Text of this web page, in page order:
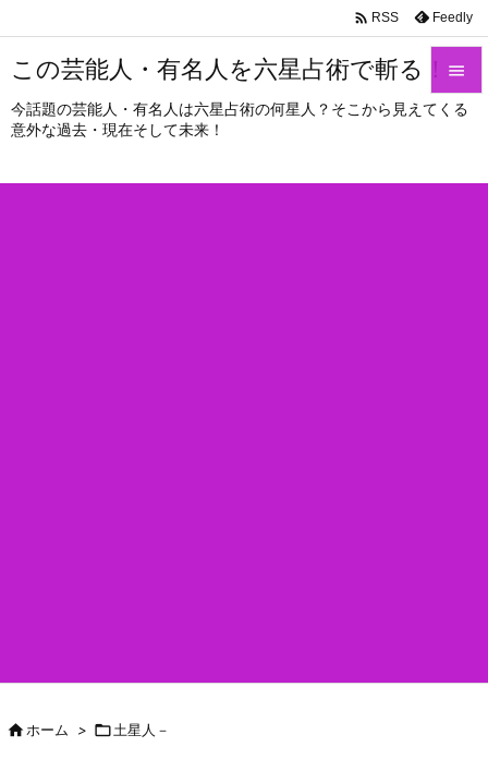
この芸能人・有名人を六星占術で斬る！
今話題の芸能人・有名人は六星占術の何星人？そこから見えてくる
意外な過去・現在そして未来！


 RSS Feedly
ホーム > 土星人－